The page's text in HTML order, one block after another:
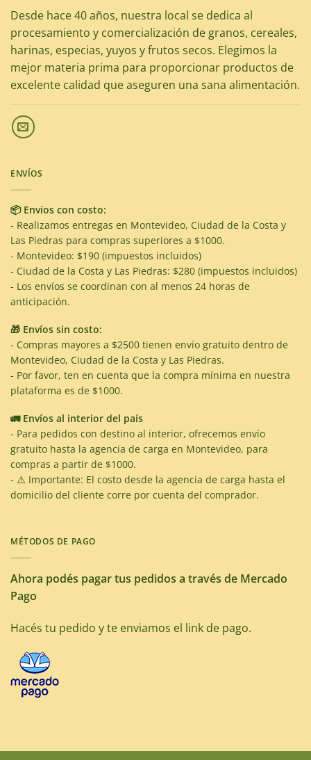
Desde hace 40 años, nuestra local se dedica al
procesamiento y comercialización de granos, cereales,
harinas, especias, yuyos y frutos secos. Elegimos la
mejor materia prima para proporcionar productos de
excelente calidad que aseguren una sana alimentación.
ENVÍOS
📦 Envíos con costo:
- Realizamos entregas en Montevideo, Ciudad de la Costa y
Las Piedras para compras superiores a $1000.
- Montevideo: $190 (impuestos incluidos)
- Ciudad de la Costa y Las Piedras: $280 (impuestos incluidos)
- Los envíos se coordinan con al menos 24 horas de
anticipación.
🎁 Envíos sin costo:
- Compras mayores a $2500 tienen envío gratuito dentro de
Montevideo, Ciudad de la Costa y Las Piedras.
- Por favor, ten en cuenta que la compra mínima en nuestra
plataforma es de $1000.
🚛 Envíos al interior del país
- Para pedidos con destino al interior, ofrecemos envío
gratuito hasta la agencia de carga en Montevideo, para
compras a partir de $1000.
- ⚠️ Importante: El costo desde la agencia de carga hasta el
domicilio del cliente corre por cuenta del comprador.
MÉTODOS DE PAGO
Ahora podés pagar tus pedidos a través de Mercado
Pago
Hacés tu pedido y te enviamos el link de pago.